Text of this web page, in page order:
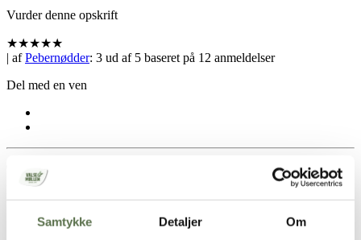
Samtykke Detaljer Om
Vurder denne opskrift
★★★★★
| afPebernødder: 3 ud af 5 baseret på 12 anmeldelser
Del med en ven
Hold skærmen tændt
Opskrift